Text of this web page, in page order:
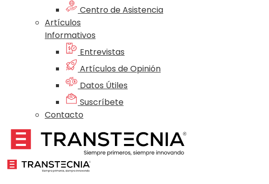
Centro de Asistencia
Artículos
Informativos
Entrevistas
Artículos de Opinión
Datos Útiles
Suscríbete
Contacto